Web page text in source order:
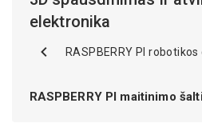
elektronika
RASPBERRY PI
RASPBERRY PI maitinimo